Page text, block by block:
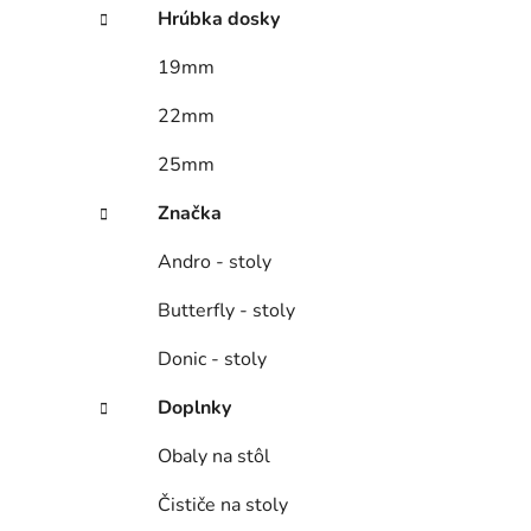
Hrúbka dosky
19mm
22mm
25mm
Značka
Andro - stoly
Butterfly - stoly
Donic - stoly
Doplnky
Obaly na stôl
Čističe na stoly